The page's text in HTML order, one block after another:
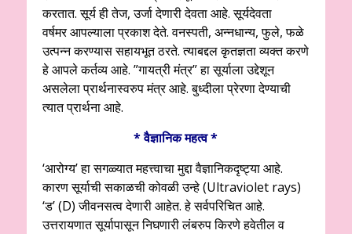
करतात. सूर्य ही तेज, उर्जा देणारी देवता आहे. सूर्यदेवता
वर्षमर आपल्याला प्रकाश देते. वनस्पती, अन्नधान्य, फुले, फळे
उत्पन्न करण्यास सहायभूत ठरते. त्याबद्दल कृतज्ञता व्यक्त करणे
हे आपले कर्तव्य आहे. ”गायत्री मंत्र” हा सूर्याला उद्देशून
असलेला प्रार्थनास्वरुप मंत्र आहे. बुध्दीला प्रेरणा देण्याची
त्यात प्रार्थना आहे.
* वैज्ञानिक महत्व *
‘आरोग्य’ हा सगळ्यात महत्त्वाचा मुद्दा वैज्ञानिकदृष्ट्या आहे.
कारण सूर्याची सकाळची कोवळी उन्हे (Ultraviolet rays)
‘ड’ (D) जीवनसत्व देणारी आहेत. हे सर्वपरिचित आहे.
उत्तरायणात सूर्यापासून निघणारी लंबरुप किरणे हवेतील व